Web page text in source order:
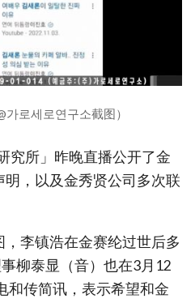
가로세로연구소截图）
究所」昨晚直播公开了金
，以及金秀贤公司多次联
李镇浩在金赛纶过世后多
柳泰显（音）也在3月12
和传简讯，表示希望和金